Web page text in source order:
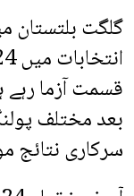
گلگت بلتستان
قسمت آزما
بعد مختلف
سرکاری نتائج